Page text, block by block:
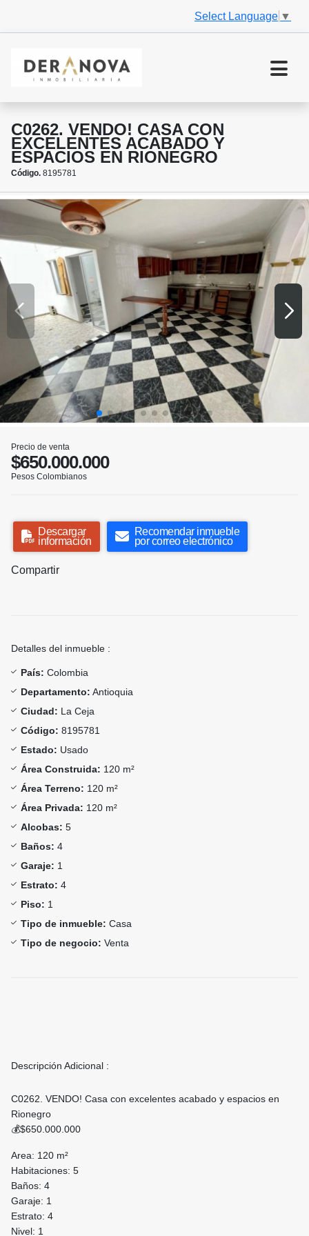
Select Language ▼
C0262. VENDO! CASA CON
EXCELENTES ACABADO Y
ESPACIOS EN RIONEGRO
Código. 8195781
Precio de venta
$650.000.000
Pesos Colombianos
Descargar
información
Recomendar inmueble
por correo electrónico
Compartir
Detalles del inmueble :
País: Colombia
Departamento: Antioquia
Ciudad: La Ceja
Código: 8195781
Estado: Usado
Área Construida: 120 m²
Área Terreno: 120 m²
Área Privada: 120 m²
Alcobas: 5
Baños: 4
Garaje: 1
Estrato: 4
Piso: 1
Tipo de inmueble: Casa
Tipo de negocio: Venta
Descripción Adicional :
C0262. VENDO! Casa con excelentes acabado y espacios en
Rionegro
💰$650.000.000
Area: 120 m²
Habitaciones: 5
Baños: 4
Garaje: 1
Estrato: 4
Nivel: 1